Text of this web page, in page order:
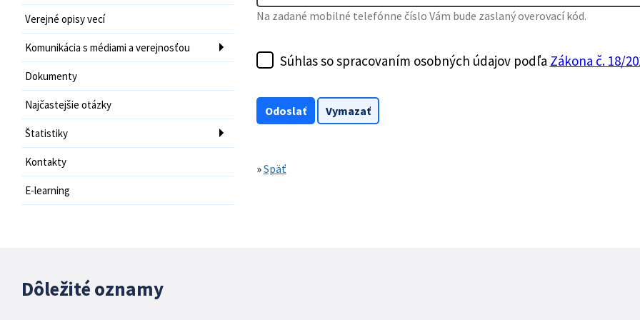
Verejné opisy vecí
Komunikácia s médiami a verejnosťou
Dokumenty
Najčastejšie otázky
Štatistiky
Kontakty
E-learning
Na zadané mobilné telefónne číslo Vám bude zaslaný overovací kód.
Súhlas so spracovaním osobných údajov podľa Zákona č. 18/
»Späť
Dôležité oznamy